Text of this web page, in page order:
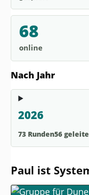
68
online
Nach Jahr
2026
73 Runden56
Paul ist